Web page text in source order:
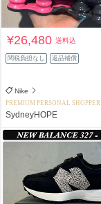
¥26,480送料込
関税負担なし 返品補償
Nike
PREMIUM PERSONAL SHOPPER
SydneyHOPE